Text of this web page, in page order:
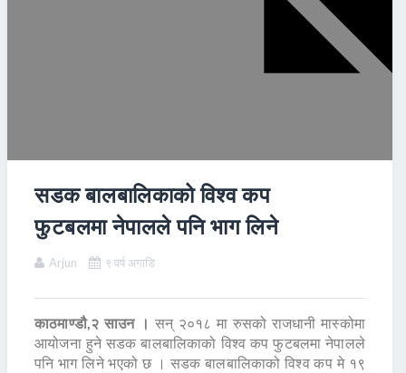
सडक बालबालिकाको विश्व कप
फुटबलमा नेपालले पनि भाग लिने
Arjun ९ वर्ष अगाडि
काठमाण्डौ,२ साउन । सन् २०१८ मा रुसको राजधानी मास्कोमा
आयोजना हुने सडक बालबालिकाको विश्व कप फुटबलमा नेपालले
पनि भाग लिने भएको छ । सडक बालबालिकाको विश्व कप मे १९